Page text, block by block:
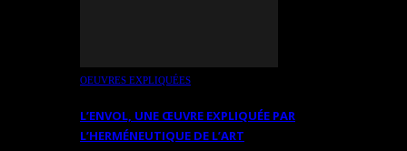
OEUVRES EXPLIQUÉES
L’ENVOL, UNE ŒUVRE EXPLIQUÉE PAR
L’HERMÉNEUTIQUE DE L’ART